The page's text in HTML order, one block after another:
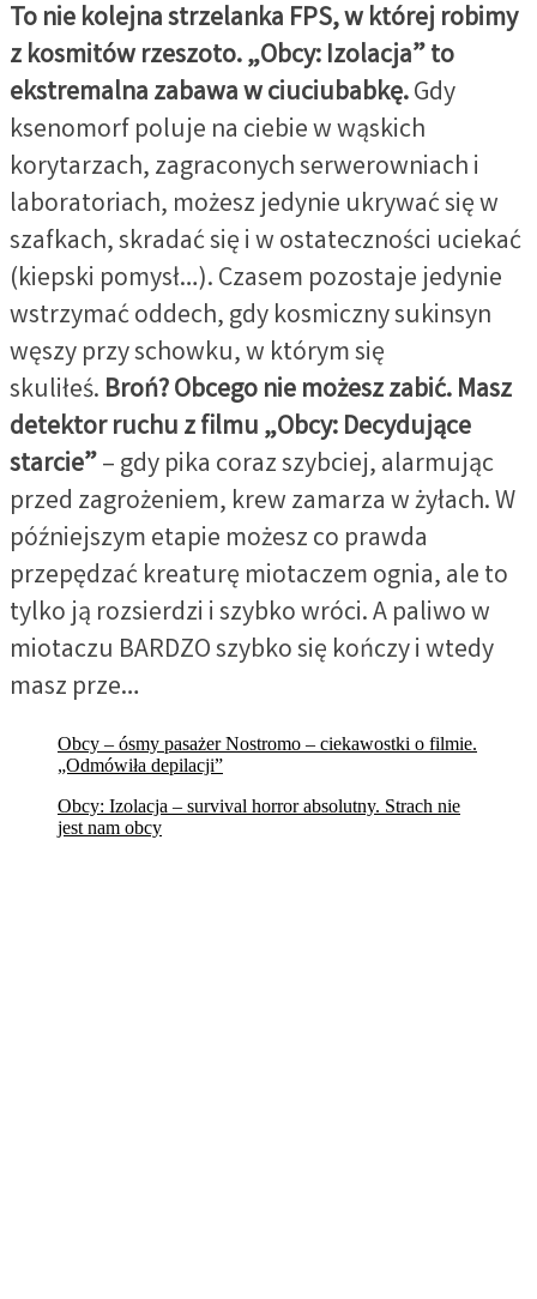
To nie kolejna strzelanka FPS, w której robimy
z kosmitów rzeszoto. „Obcy: Izolacja” to
ekstremalna zabawa w ciuciubabkę.Gdy
ksenomorf poluje na ciebie w wąskich
korytarzach, zagraconych serwerowniach i
laboratoriach, możesz jedynie ukrywać się w
szafkach, skradać się i w ostateczności uciekać
(kiepski pomysł…). Czasem pozostaje jedynie
wstrzymać oddech, gdy kosmiczny sukinsyn
węszy przy schowku, w którym się
skuliłeś. Broń? Obcego nie możesz zabić. Masz
detektor ruchu z filmu „Obcy: Decydujące
starcie”– gdy pika coraz szybciej, alarmując
przed zagrożeniem, krew zamarza w żyłach. W
późniejszym etapie możesz co prawda
przepędzać kreaturę miotaczem ognia, ale to
tylko ją rozsierdzi i szybko wróci. A paliwo w
miotaczu BARDZO szybko się kończy i wtedy
masz prze…
Obcy – ósmy pasażer Nostromo – ciekawostki o filmie.
„Odmówiła depilacji”
Obcy: Izolacja – survival horror absolutny. Strach nie
jest nam obcy